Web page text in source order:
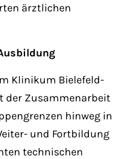
ärztlichen
Klinikum Bielefeld-
der Zusammenarbeit
hinweg in
und Fortbildung
technischen